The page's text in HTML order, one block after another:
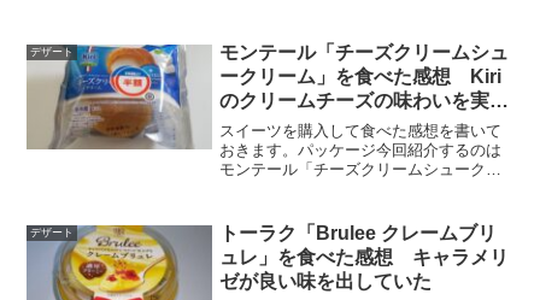
ラベルの部分に記載されています。・熱
量：283kcal・たん...
デザート
モンテール「チーズクリームシュ
ークリーム」を食べた感想 Kiri
のクリームチーズの味わいを実感
できた
スイーツを購入して食べた感想を書いて
おきます。パッケージ今回紹介するのは
モンテール「チーズクリームシュークリ
うです。シュークリームといえばホイッ
プクリームやカスタ...
デザート
トーラク「Brulee クレームブリ
ュレ」を食べた感想 キャラメリ
ゼが良い味を出していた